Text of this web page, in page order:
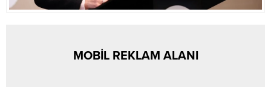
MOBİL REKLAM ALANI